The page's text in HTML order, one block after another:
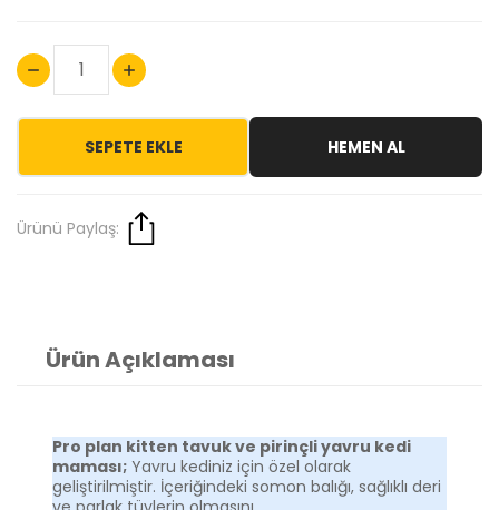
SEPETE EKLE HEMEN AL
Ürünü Paylaş:
Ürün Açıklaması
Pro plan kitten tavuk ve pirinçli yavru kedi
maması; Yavru kediniz için özel olarak
geliştirilmiştir. İçeriğindeki somon balığı, sağlıklı deri